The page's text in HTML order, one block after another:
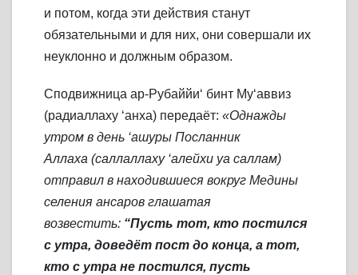
и потом, когда эти действия станут
обязательными и для них, они совершали их
неуклонно и должным образом.
Сподвижница ар-Рубаййи‘ бинт Му‘аввиз
(радиаллаху ‘анха) передаёт: «Однажды
утром в день ‘ашуры Посланник
Аллаха (саллаллаху ‘алейхи уа саллам)
отправил в находившиеся вокруг Медины
селения ансаров глашатая
возвестить: “Пусть тот, кто постился
с утра, доведёт пост до конца, а тот,
кто с утра не постился, пусть